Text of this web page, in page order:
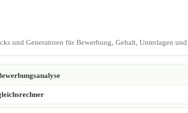
und Generatoren für Bewerbung, Gehalt, Unterlagen